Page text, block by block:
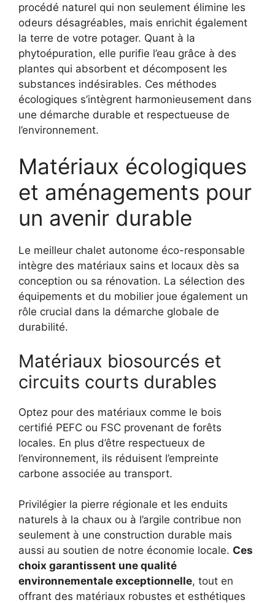
procédé naturel qui non seulement élimine les
odeurs désagréables, mais enrichit également
la terre de votre potager. Quant à la
phytoépuration, elle purifie l’eau grâce à des
plantes qui absorbent et décomposent les
substances indésirables. Ces méthodes
écologiques s’intègrent harmonieusement dans
une démarche durable et respectueuse de
l’environnement.
Matériaux écologiques
et aménagements pour
un avenir durable
Le meilleur chalet autonome éco-responsable
intègre des matériaux sains et locaux dès sa
conception ou sa rénovation. La sélection des
équipements et du mobilier joue également un
rôle crucial dans la démarche globale de
durabilité.
Matériaux biosourcés et
circuits courts durables
Optez pour des matériaux comme le bois
certifié PEFC ou FSC provenant de forêts
locales. En plus d’être respectueux de
l’environnement, ils réduisent l’empreinte
carbone associée au transport.
Privilégier la pierre régionale et les enduits
naturels à la chaux ou à l’argile contribue non
seulement à une construction durable mais
aussi au soutien de notre économie locale. Ces
choix garantissent une qualité
environnementale exceptionnelle, tout en
offrant des matériaux robustes et esthétiques